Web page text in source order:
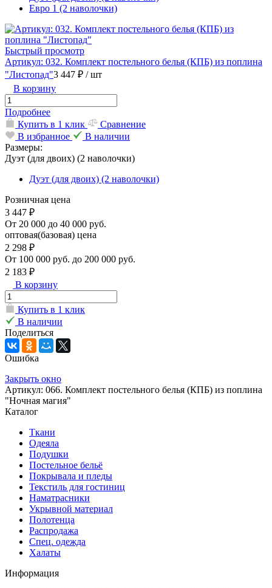
Евро 1 (2 наволочки)
Быстрый просмотр
Артикул: 032. Комплект постельного белья (КПБ) из поплина
"Листопад"3 447 ₽ / шт
В корзину
Подробнее
Купить в 1 клик
Сравнение
В избранное
В наличии
Размеры:
Дуэт (для двоих) (2 наволочки)
Дуэт (для двоих) (2 наволочки)
Розничная цена
3 447 ₽
От 20 000 до 40 000 руб.
оптовая(базовая) цена
2 298 ₽
От 100 000 руб. до 200 000 руб.
2 183 ₽
В корзину
Купить в 1 клик
В наличии
Поделиться
Ошибка
Закрыть окно
Артикул: 066. Комплект постельного белья (КПБ) из поплина
"Ночная магия"
Каталог
Ткани
Одеяла
Подушки
Постельное бельё
Покрывала и пледы
Текстиль для гостиниц
Наматрасники
Укрывной материал
Полотенца
Распродажа
Спец. одежда
Халаты
Информация